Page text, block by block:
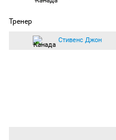
Тренер
Стивенс Джон